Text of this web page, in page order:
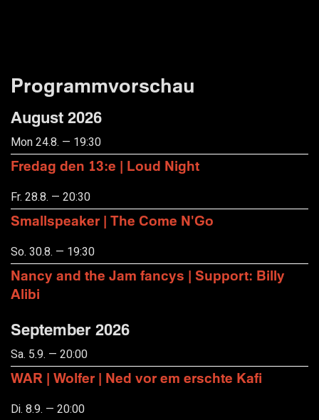
Programmvorschau
August 2026
Mon 24.8. — 19:30
Fredag den 13:e | Loud Night
Fr. 28.8. — 20:30
Smallspeaker | The Come N'Go
So. 30.8. — 19:30
Nancy and the Jam fancys | Support: Billy
Alibi
September 2026
Sa. 5.9. — 20:00
WAR | Wolfer | Ned vor em erschte Kafi
Di. 8.9. — 20:00